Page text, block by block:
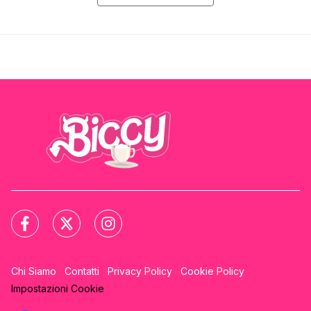
Chi Siamo Contatti Privacy Policy
Cookie Policy
Impostazioni Cookie